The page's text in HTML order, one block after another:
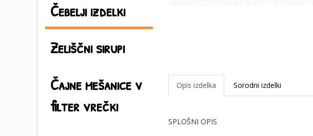
Čebelji izdelki
Zeliščni sirupi
Čajne mešanice v
filter vrečki
Opis izdelka Sorodni izdelki
SPLOŠNI OPIS